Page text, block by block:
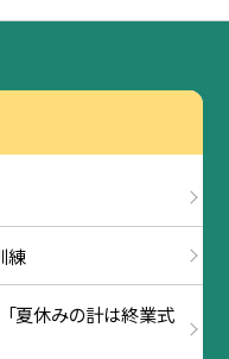
練
夏休みの計は終業式